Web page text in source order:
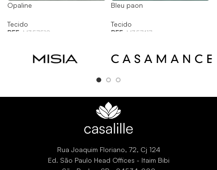
Opaline
Tecido
REF: M357518
Bleu paon
Tecido
REF: M357417
Rua Joaquim Floriano, 72, Cj 124
Ed. São Paulo Head Offices - Itaim Bibi